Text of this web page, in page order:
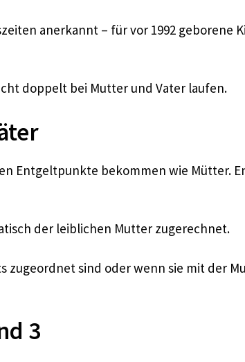
anerkannt – für vor 1992 geborene
doppelt bei Mutter und Vater laufen.​
Entgeltpunkte bekommen wie Mütter.
der leiblichen Mutter zugerechnet.
sind oder wenn sie mit der
3